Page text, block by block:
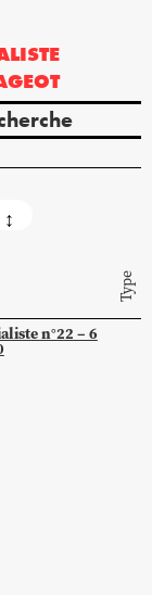
↕
Type
n°22 – 6